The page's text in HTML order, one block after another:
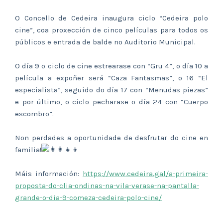
O Concello de Cedeira inaugura ciclo “Cedeira polo
cine”, coa proxección de cinco películas para todos os
públicos e entrada de balde no Auditorio Municipal.
O día 9 o ciclo de cine estrearase con “Gru 4”, o día 10 a
película a expoñer será “Caza Fantasmas”, o 16 “El
especialista”, seguido do día 17 con “Menudas piezas”
e por último, o ciclo pecharase o día 24 con “Cuerpo
escombro”.
Non perdades a oportunidade de desfrutar do cine en
familia!
Máis información: https://www.cedeira.gal/a-primeira-
proposta-do-clia-ondinas-na-vila-verase-na-pantalla-
grande-o-dia-9-comeza-cedeira-polo-cine/